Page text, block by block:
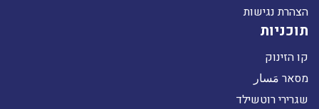
הצהרת נגישות
תוכניות
קו הזינוק
מסאר مَسار
שגרירי רוטשילד